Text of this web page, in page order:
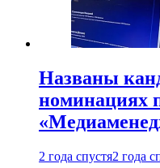
Названы
номинациях
2 года спустя2 года